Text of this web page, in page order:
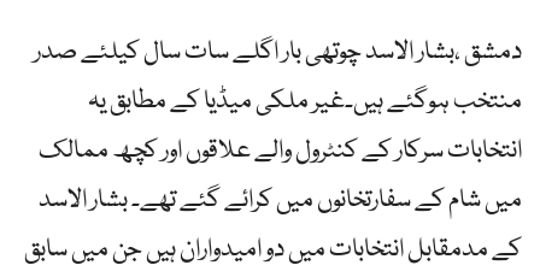
دمشق ،بشار الاسد چوتھی بار اگلے سات سال کیلئے صدر
منتخب ہوگئے ہیں۔غیر ملکی میڈیا کے مطابق یہ
انتخابات سرکار کے کنٹرول والے علاقوں اور کچھ ممالک
میں شام کے سفارتخانوں میں کرائے گئے تھے۔ بشار الاسد
کے مدمقابل انتخابات میں دو امیدواران ہیں جن میں سابق